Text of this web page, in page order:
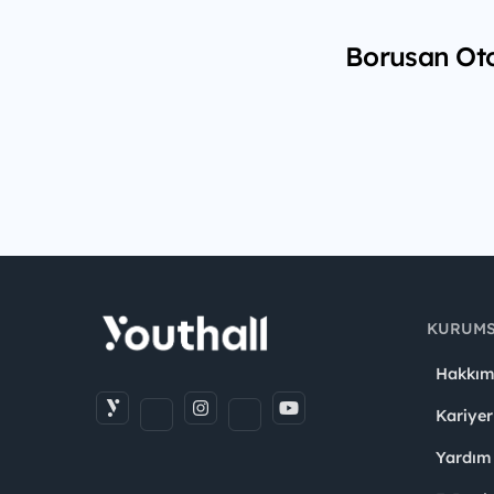
Borusan
Kariyer
Yardım